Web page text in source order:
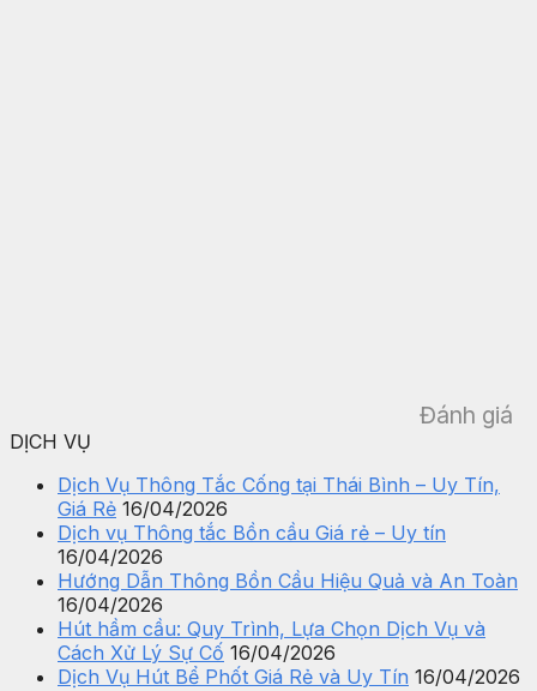
Đánh giá
DỊCH VỤ
Dịch Vụ Thông Tắc Cống tại Thái Bình – Uy Tín,
Giá Rẻ 16/04/2026
Dịch vụ Thông tắc Bồn cầu Giá rẻ – Uy tín
16/04/2026
Hướng Dẫn Thông Bồn Cầu Hiệu Quả và An Toàn
16/04/2026
Hút hầm cầu: Quy Trình, Lựa Chọn Dịch Vụ và
Cách Xử Lý Sự Cố 16/04/2026
Dịch Vụ Hút Bể Phốt Giá Rẻ và Uy Tín 16/04/2026